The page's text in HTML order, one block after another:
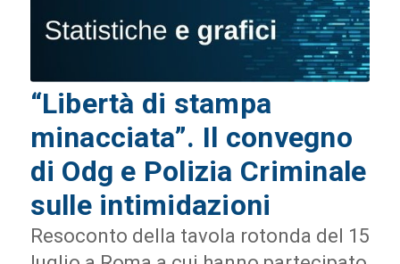
“Libertà di stampa
minacciata”. Il convegno
di Odg e Polizia Criminale
sulle intimidazioni
Resoconto della tavola rotonda del 15